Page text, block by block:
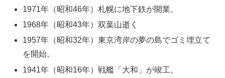
1971年（昭和46年）札幌に地下鉄が開業。
1968年（昭和43年）双葉山逝く
1957年（昭和32年）東京湾岸の夢の島でゴミ埋立て
を開始。
1941年（昭和16年）戦艦「大和」が竣工。